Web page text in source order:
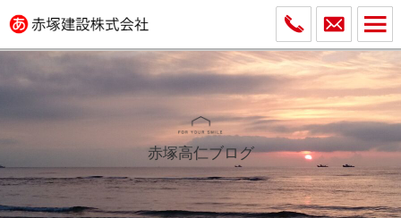
赤塚高仁ブログ